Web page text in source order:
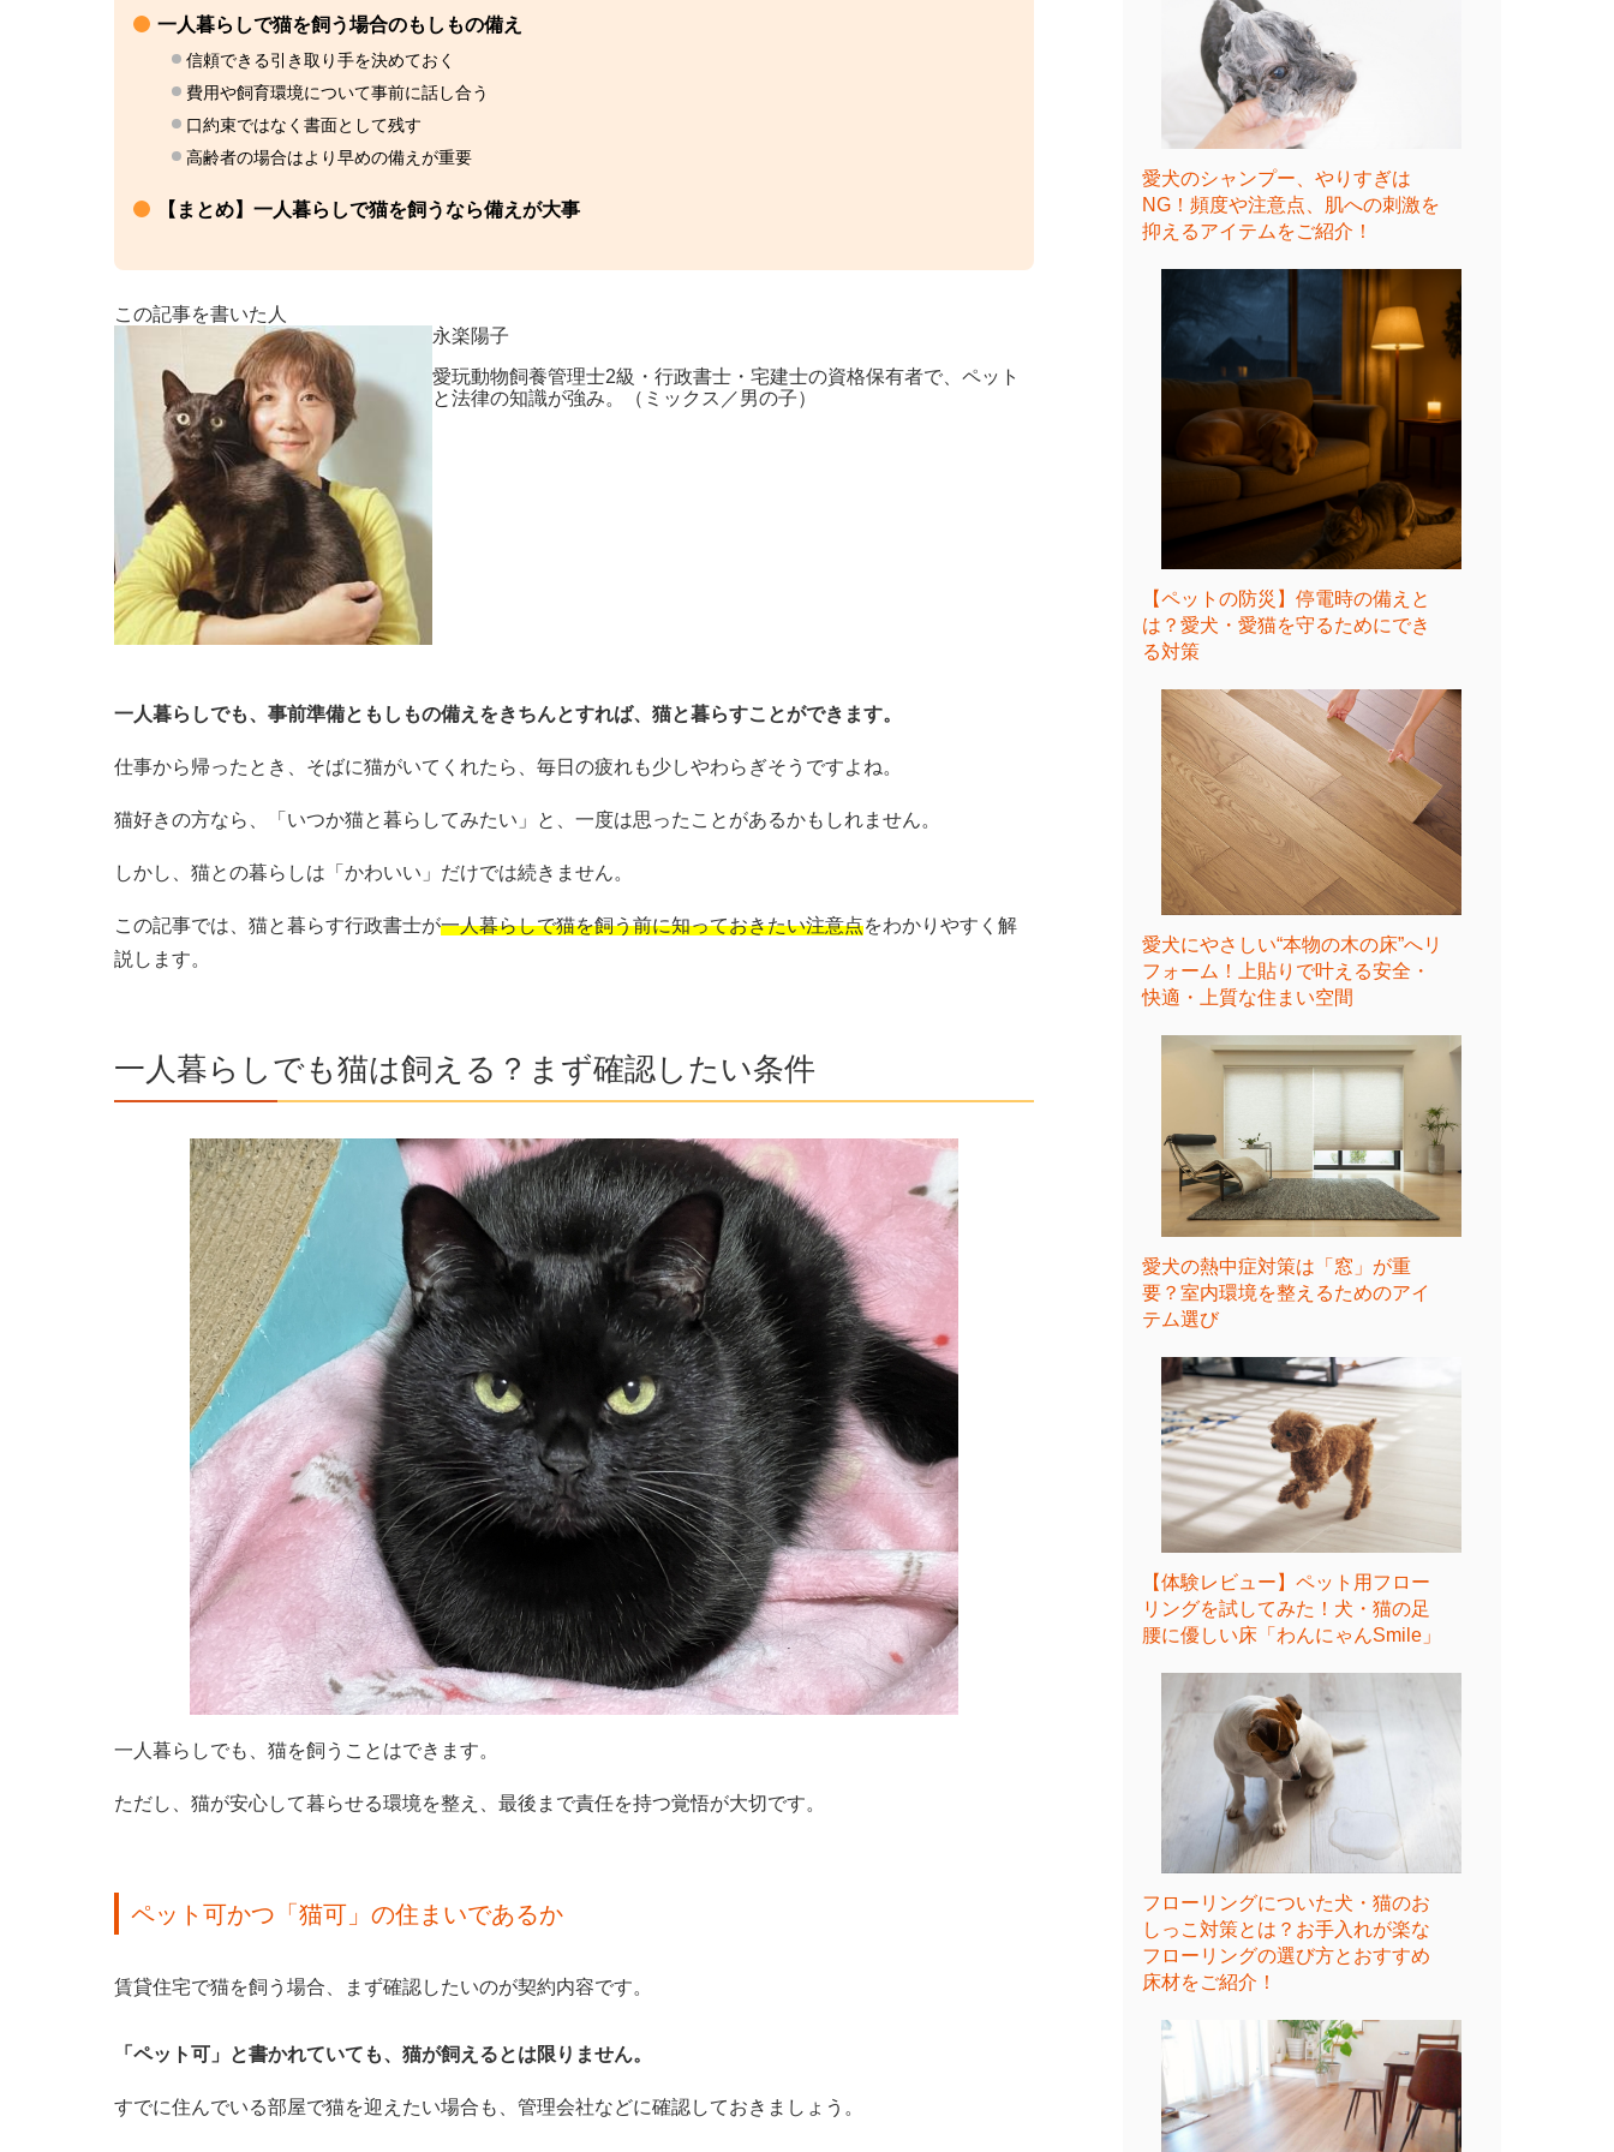
一人暮らしで猫を飼う場合のもしもの備え
信頼できる引き取り手を決めておく
費用や飼育環境について事前に話し合う
口約束ではなく書面として残す
高齢者の場合はより早めの備えが重要
【まとめ】一人暮らしで猫を飼うなら備えが大事
この記事を書いた人
永楽陽子
愛玩動物飼養管理士2級・行政書士・宅建士の資格保有者で、ペット
と法律の知識が強み。（ミックス／男の子）
一人暮らしでも、事前準備ともしもの備えをきちんとすれば、猫と暮らすことができます。
仕事から帰ったとき、そばに猫がいてくれたら、毎日の疲れも少しやわらぎそうですよね。
猫好きの方なら、「いつか猫と暮らしてみたい」と、一度は思ったことがあるかもしれません。
しかし、猫との暮らしは「かわいい」だけでは続きません。
この記事では、猫と暮らす行政書士が一人暮らしで猫を飼う前に知っておきたい注意点をわかりやすく解
説します。
一人暮らしでも猫は飼える？まず確認したい条件
一人暮らしでも、猫を飼うことはできます。
ただし、猫が安心して暮らせる環境を整え、最後まで責任を持つ覚悟が大切です。
ペット可かつ「猫可」の住まいであるか
賃貸住宅で猫を飼う場合、まず確認したいのが契約内容です。
「ペット可」と書かれていても、猫が飼えるとは限りません。
すでに住んでいる部屋で猫を迎えたい場合も、管理会社などに確認しておきましょう。
愛犬のシャンプー、やりすぎは
NG！頻度や注意点、肌への刺激を
抑えるアイテムをご紹介！
【ペットの防災】停電時の備えと
は？愛犬・愛猫を守るためにでき
る対策
愛犬にやさしい“本物の木の床”へリ
フォーム！上貼りで叶える安全・
快適・上質な住まい空間
愛犬の熱中症対策は「窓」が重
要？室内環境を整えるためのアイ
テム選び
【体験レビュー】ペット用フロー
リングを試してみた！犬・猫の足
腰に優しい床「わんにゃんSmile」
フローリングについた犬・猫のお
しっこ対策とは？お手入れが楽な
フローリングの選び方とおすすめ
床材をご紹介！